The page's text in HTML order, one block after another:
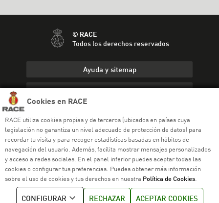
Cookies en RACE
RACE utiliza cookies propias y de terceros (ubicados en países cuya
legislación no garantiza un nivel adecuado de protección de datos) para
recordar tu visita y para recoger estadísticas basadas en hábitos de
navegación del usuario. Además, facilita mostrar mensajes personalizados
y acceso a redes sociales. En el panel inferior puedes aceptar todas las
cookies o configurar tus preferencias. Puedes obtener más información
sobre el uso de cookies y tus derechos en nuestra Política de Cookies
CONFIGURAR RECHAZAR ACEPTAR COOKIES
© RACE
Todos los derechos reservados
Ayuda y sitemap
Aviso legal
Política de cookies
Política de venta
Política de calidad
Canal de denuncias